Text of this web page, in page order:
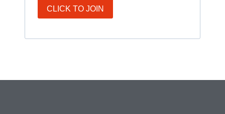
CLICK TO JOIN